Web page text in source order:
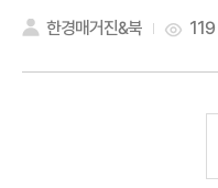
한경매거진&북 119